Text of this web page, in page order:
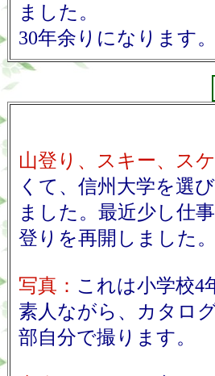
ました。
30年余りになります
山登り、スキー、ス
くて、信州大学を選
ました。最近少し仕
登りを再開しました
写真： これは小学校4
素人ながら、カタロ
部自分で撮ります。